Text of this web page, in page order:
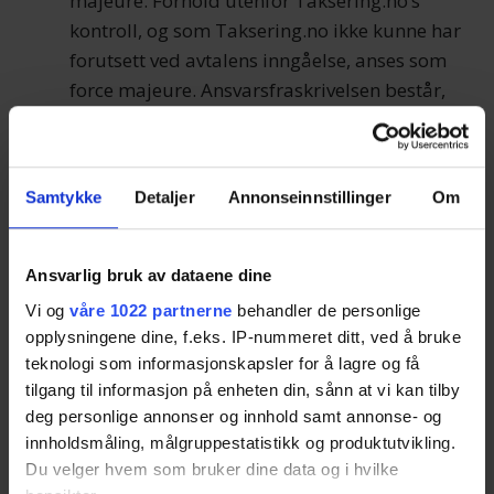
Samtykke Detaljer Annonseinnstillinger Om
Ansvarlig bruk av dataene dine
Vi og våre 1022 partnerne behandler de personlige
opplysningene dine, f.eks. IP-nummeret ditt, ved å bruke
teknologi som informasjonskapsler for å lagre og få
tilgang til informasjon på enheten din, sånn at vi kan tilby
deg personlige annonser og innhold samt annonse- og
innholdsmåling, målgruppestatistikk og produktutvikling.
Du velger hvem som bruker dine data og i hvilke
kontroll, og som Taksering.no ikke kunne har
forutsett ved avtalens inngåelse, anses som
force majeure. Ansvarsfraskrivelsen består,
så lenge de uforutsette hendelsene består.
naturforhold, terror, brann, oversvømmelse,
vareknapphet, valuta- eller
importrestriksjoner, eller utbrudd av en
smittsom sykdom i et slikt omfang at det
påvirker Taksering.no’s muligheter til å
oppfylle sine forpliktelser. Dette gjelder også
mangler eller forsinkelser hos eventuelle
underleverandører eller andre tredjeparter.
4.6 Taksering.no er ikke ansvarlig på vegne av